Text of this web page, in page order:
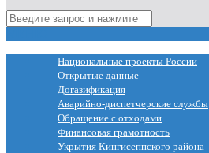
Национальные проекты России
Открытые данные
Догазификация
Аварийно-диспетчерские службы
Обращение с отходами
Финансовая грамотность
Укрытия Кингисеппского района